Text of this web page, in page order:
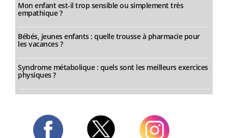
Mon enfant est-il trop sensible ou simplement très
empathique ?
Bébés, jeunes enfants : quelle trousse à pharmacie pour
les vacances ?
Syndrome métabolique : quels sont les meilleurs exercices
physiques ?